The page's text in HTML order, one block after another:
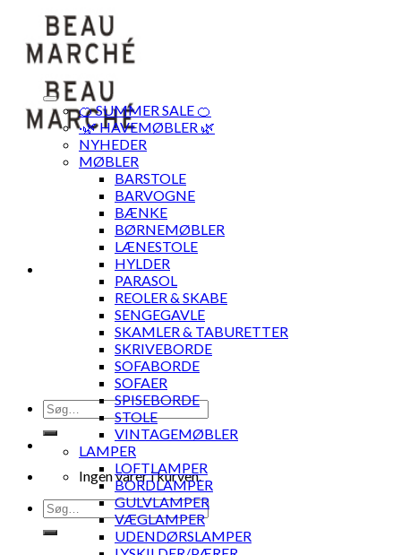
content
Søg
efter:
Ingen varer i kurven.
Søg
efter:
🍊 SUMMER SALE 🍊
·🌿 HAVEMØBLER 🌿
NYHEDER
MØBLER
BARSTOLE
BARVOGNE
BÆNKE
BØRNEMØBLER
LÆNESTOLE
HYLDER
PARASOL
REOLER & SKABE
SENGEGAVLE
SKAMLER & TABURETTER
SKRIVEBORDE
SOFABORDE
SOFAER
SPISEBORDE
STOLE
VINTAGEMØBLER
LAMPER
LOFTLAMPER
BORDLAMPER
GULVLAMPER
VÆGLAMPER
UDENDØRSLAMPER